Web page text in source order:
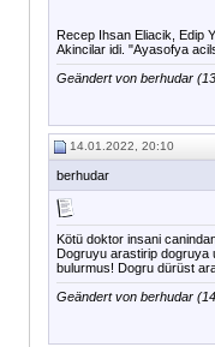
Recep Ihsan Eliacik, Edip
Akincilar idi. "Ayasofya
Geändert von berhudar
14.01.2022, 20:10
berhudar
Kötü doktor insani
Dogruyu arastirip dogruya
bulurmus! Dogru dürüst
Geändert von berhudar